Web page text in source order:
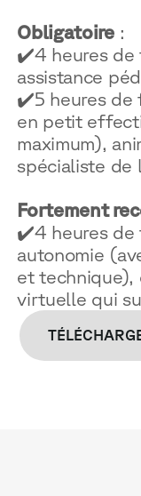
Obligatoire:
✔️4 heures de
assistance
✔️5 heures de
en petit
maximum),
spécialiste de
Fortement
✔️4 heures de
autonomie
et technique),
virtuelle qui